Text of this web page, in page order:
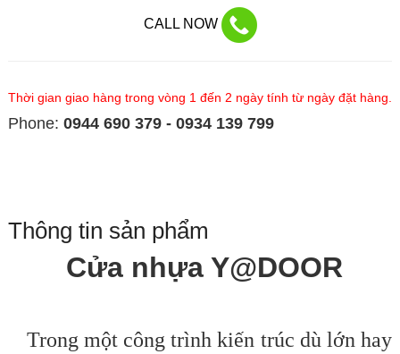
CALL NOW
Thời gian giao hàng trong vòng 1 đến 2 ngày tính từ ngày đặt hàng.
Phone: 0944 690 379 - 0934 139 799
Thông tin sản phẩm
Cửa nhựa Y@DOOR
Trong một công trình kiến trúc dù lớn hay